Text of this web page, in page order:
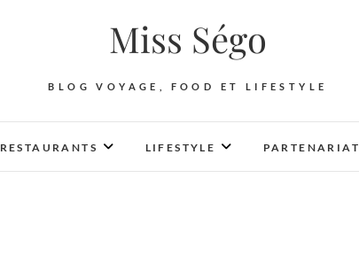
Miss Ségo
BLOG VOYAGE, FOOD ET LIFESTYLE
RESTAURANTS LIFESTYLE PARTENARIAT